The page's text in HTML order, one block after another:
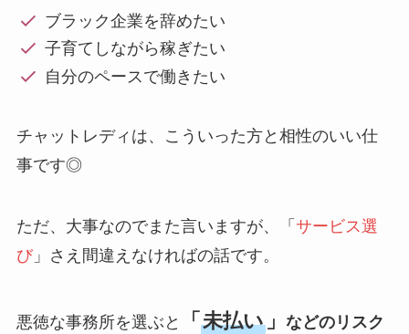
ブラック企業を辞めたい
子育てしながら稼ぎたい
自分のペースで働きたい
チャットレディは、こういった方と相性のいい仕
事です◎
ただ、大事なのでまた言いますが、「 サービス選
び」さえ間違えなければの話です。
悪徳な事務所を選ぶと 「 未払い」 などのリスク